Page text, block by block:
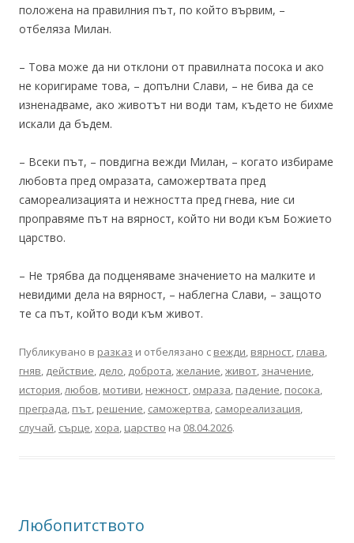
положена на правилния път, по който вървим, –
отбеляза Милан.
– Това може да ни отклони от правилната посока и ако
не коригираме това, – допълни Слави, – не бива да се
изненадваме, ако животът ни води там, където не бихме
искали да бъдем.
– Всеки път, – повдигна вежди Милан, – когато избираме
любовта пред омразата, саможертвата пред
самореализацията и нежността пред гнева, ние си
проправяме път на вярност, който ни води към Божието
царство.
– Не трябва да подценяваме значението на малките и
невидими дела на вярност, – наблегна Слави, – защото
те са път, който води към живот.
Публикувано в разказ и отбелязано с вежди, вярност, глава,
гняв, действие, дело, доброта,желание,живот, значение,
история,любов, мотиви, нежност, омраза, падение, посока,
преграда, път, решение, саможертва, самореализация,
случай, сърце,хора, царство на 08.04.2026.
Любопитството